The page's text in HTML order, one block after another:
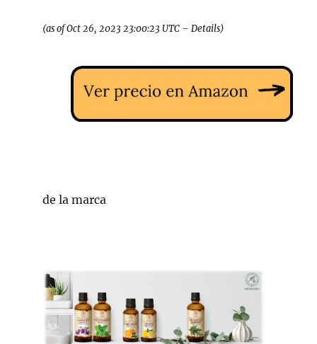
(as of Oct 26, 2023 23:00:23 UTC – Details)
de la marca